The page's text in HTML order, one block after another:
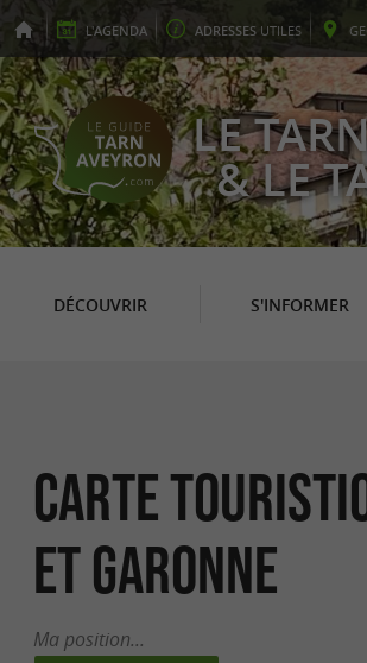
L'AGENDA ADRESSES UTILES
LE
& LE
DÉCOUVRIR S'INFORMER
Carte
et Garonne
Ma position...